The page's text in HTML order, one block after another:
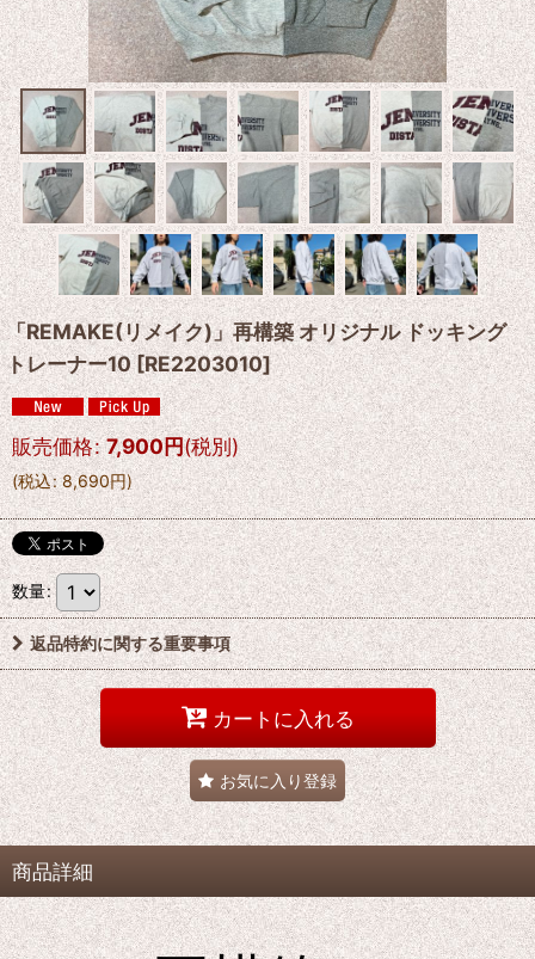
「REMAKE(リメイク)」再構築 オリジナル ドッキング
トレーナー10 [RE2203010]
販売価格: 7,900円(税別)
(税込: 8,690円)
数量:
返品特約に関する重要事項
カートに入れる
お気に入り登録
商品詳細